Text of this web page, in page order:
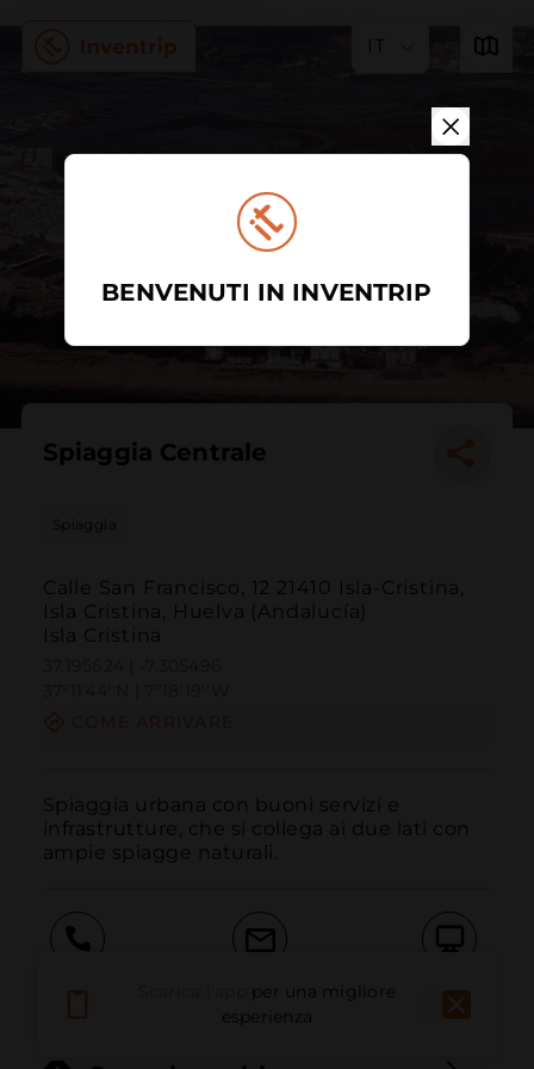
IT
Spiaggia Centrale
Spiaggia
Calle San Francisco, 12 21410 Isla-Cristina,
Isla Cristina, Huelva (Andalucía)
Isla Cristina
Spiaggia urbana con buoni servizi e
infrastrutture, che si collega ai due lati con
ampie spiagge naturali.
E-mail
per una migliore
esperienza
BENVENUTI IN INVENTRIP